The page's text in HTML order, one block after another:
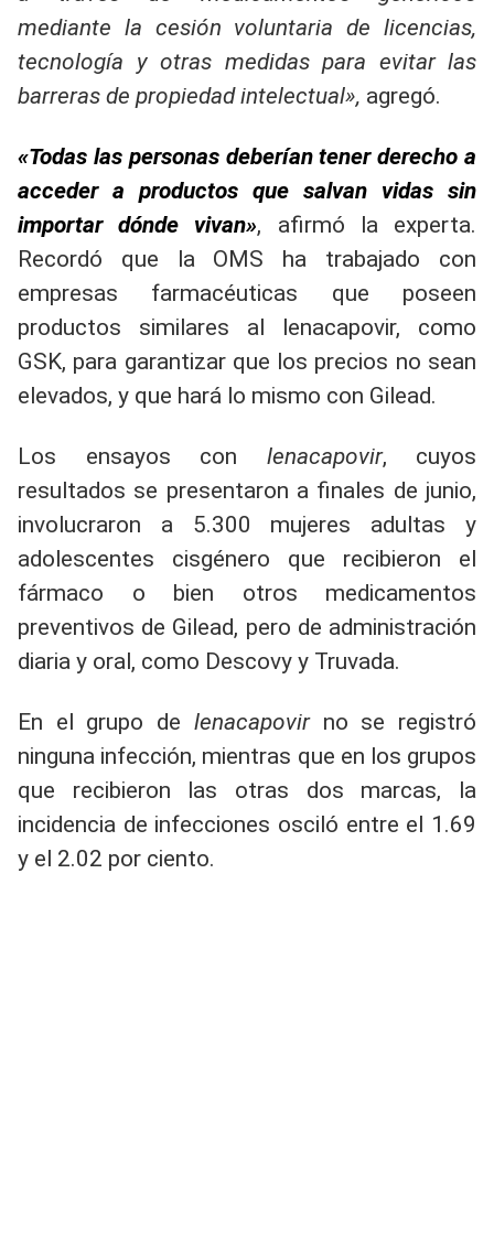
mediante la cesión voluntaria de licencias,
tecnología y otras medidas para evitar las
barreras de propiedad intelectual», agregó.
«Todas las personas deberían tener derecho a
acceder a productos que salvan vidas sin
importar dónde vivan», afirmó la experta.
Recordó que la OMS ha trabajado con
empresas farmacéuticas que poseen
productos similares al lenacapovir, como
GSK, para garantizar que los precios no sean
elevados, y que hará lo mismo con Gilead.
Los ensayos con lenacapovir, cuyos
resultados se presentaron a finales de junio,
involucraron a 5.300 mujeres adultas y
adolescentes cisgénero que recibieron el
fármaco o bien otros medicamentos
preventivos de Gilead, pero de administración
diaria y oral, como Descovy y Truvada.
En el grupo de lenacapovirno se registró
ninguna infección, mientras que en los grupos
que recibieron las otras dos marcas, la
incidencia de infecciones osciló entre el 1.69
y el 2.02 por ciento.